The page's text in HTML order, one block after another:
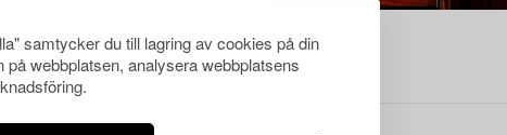
samtycker du till lagring av cookies på din
på webbplatsen, analysera webbplatsens